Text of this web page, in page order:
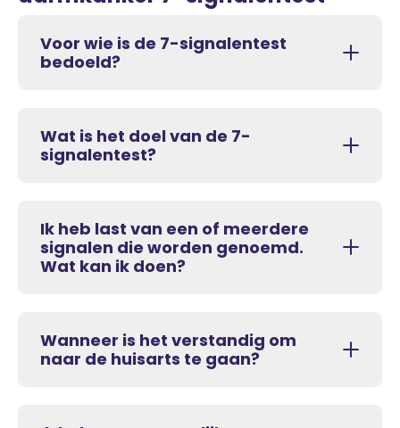
Voor wie is de 7-signalentest
bedoeld?
Wat is het doel van de 7-
signalentest?
Ik heb last van een of meerdere
signalen die worden genoemd.
Wat kan ik doen?
Wanneer is het verstandig om
naar de huisarts te gaan?